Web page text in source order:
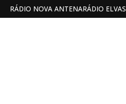
RÁDIO NOVA ANTENARÁDIO ELVAS